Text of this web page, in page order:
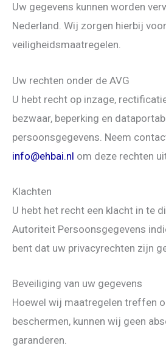
Uw gegevens kunnen worden
Nederland. Wij zorgen hierbij
veiligheidsmaatregelen.
Uw rechten onder de AVG
U hebt recht op inzage,
bezwaar, beperking en
persoonsgegevens. Neem
info@ehbai.nl om deze rechten
Klachten
U hebt het recht een klacht in te
Autoriteit Persoonsgegevens
bent dat uw privacyrechten zijn
Beveiliging van uw gegevens
Hoewel wij maatregelen treffen
beschermen, kunnen wij geen
garanderen.